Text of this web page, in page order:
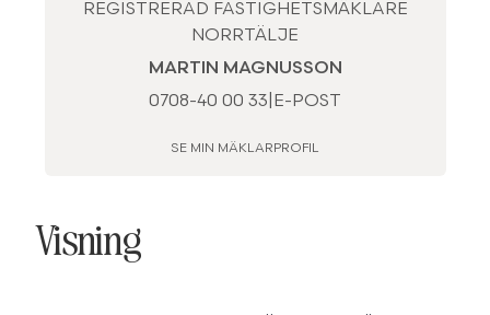
REGISTRERAD FASTIGHETSMÄKLARE
NORRTÄLJE
MARTIN MAGNUSSON
0708-40 00 33 E-POST
SE MIN MÄKLARPROFIL
Visning